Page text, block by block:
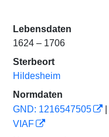
Lebensdaten
1624 – 1706
Sterbeort
Hildesheim
Normdaten
GND: 1216547505
VIAF